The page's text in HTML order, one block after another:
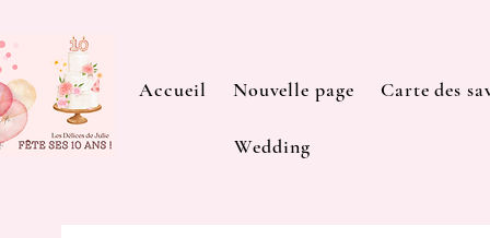
Accueil Nouvelle page Carte des
Wedding